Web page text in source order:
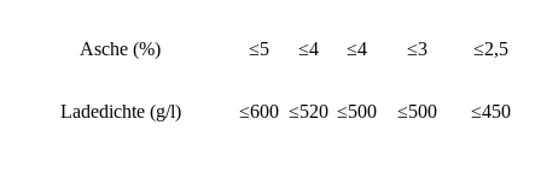
Asche (%) ≤5 ≤4 ≤4 ≤3 ≤2,5
Ladedichte (g/l) ≤600 ≤520 ≤500 ≤500 ≤450